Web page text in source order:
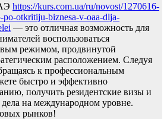
https://kurs.com.ua/ru/novost/1270616-
po-otkritiju-biznesa-v-oaa-dlja-
— это отличная возможность для
воспользоваться
режимом, продвинутой
расположением. Следуя
к профессиональным
быстро и эффективно
получить резидентские визы и
дела на международном уровне.
рынков!